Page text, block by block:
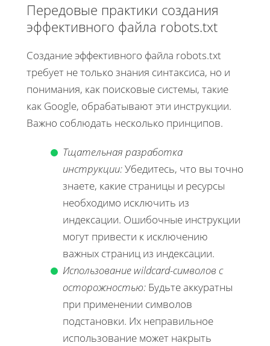
Передовые практики создания
эффективного файла robots.txt
Создание эффективного файла robots.txt
требует не только знания синтаксиса, но и
понимания, как поисковые системы, такие
как Google, обрабатывают эти инструкции.
Важно соблюдать несколько принципов.
Тщательная разработка
инструкции:Убедитесь, что вы точно
знаете, какие страницы и ресурсы
необходимо исключить из
индексации. Ошибочные инструкции
могут привести к исключению
важных страниц из индексации.
Использование wildcard-символов с
осторожностью: Будьте аккуратны
при применении символов
подстановки. Их неправильное
использование может накрыть